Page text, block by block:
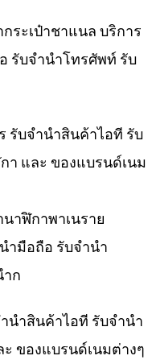
ระเป๋าชาแนล บริการ
รับจำนำโทรศัพท์ รับ
รับจำนำสินค้าไอที รับ
า และ ของแบรนด์เนม
าฬิกาพาเนราย
ำมือถือ รับจำนำ
ก
นำสินค้าไอที รับจำนำ
ของแบรนด์เนมต่างๆ